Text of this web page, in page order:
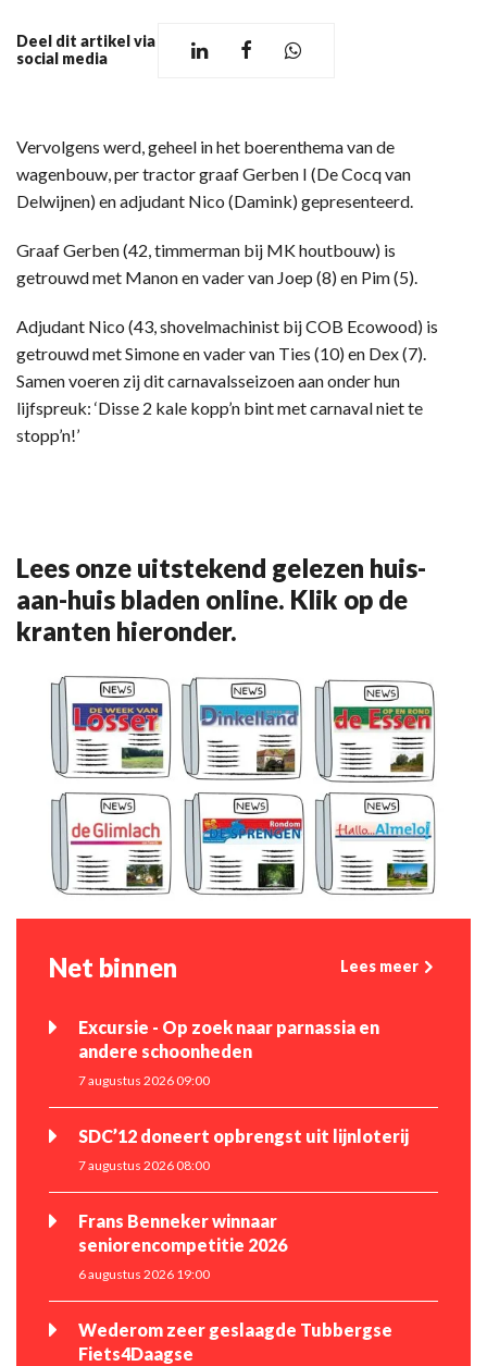
Deel dit artikel via
social media
Vervolgens werd, geheel in het boerenthema van de
wagenbouw, per tractor graaf Gerben I (De Cocq van
Delwijnen) en adjudant Nico (Damink) gepresenteerd.
Graaf Gerben (42, timmerman bij MK houtbouw) is
getrouwd met Manon en vader van Joep (8) en Pim (5).
Adjudant Nico (43, shovelmachinist bij COB Ecowood) is
getrouwd met Simone en vader van Ties (10) en Dex (7).
Samen voeren zij dit carnavalsseizoen aan onder hun
lijfspreuk: ‘Disse 2 kale kopp’n bint met carnaval niet te
stopp’n!’
Lees onze uitstekend gelezen huis-
aan-huis bladen online. Klik op de
kranten hieronder.
Net binnen Lees meer
Excursie - Op zoek naar parnassia en
andere schoonheden
7 augustus 2026 09:00
SDC’12 doneert opbrengst uit lijnloterij
7 augustus 2026 08:00
Frans Benneker winnaar
seniorencompetitie 2026
6 augustus 2026 19:00
Wederom zeer geslaagde Tubbergse
Fiets4Daagse